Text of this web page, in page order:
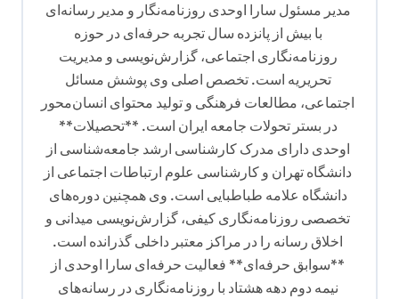
مدیر مسئول سارا اوحدی روزنامه‌نگار و مدیر رسانه‌ای
با بیش از پانزده سال تجربه حرفه‌ای در حوزه
روزنامه‌نگاری اجتماعی، گزارش‌نویسی و مدیریت
تحریریه است. تخصص اصلی وی پوشش مسائل
اجتماعی، مطالعات فرهنگی و تولید محتوای انسان‌محور
در بستر تحولات جامعه ایران است. **تحصیلات**
اوحدی دارای مدرک کارشناسی ارشد جامعه‌شناسی از
دانشگاه تهران و کارشناسی علوم ارتباطات اجتماعی از
دانشگاه علامه طباطبایی است. وی همچنین دوره‌های
تخصصی روزنامه‌نگاری کیفی، گزارش‌نویسی میدانی و
اخلاق رسانه را در مراکز معتبر داخلی گذرانده است.
**سوابق حرفه‌ای** فعالیت حرفه‌ای سارا اوحدی از
نیمه دوم دهه هشتاد با روزنامه‌نگاری در رسانه‌های